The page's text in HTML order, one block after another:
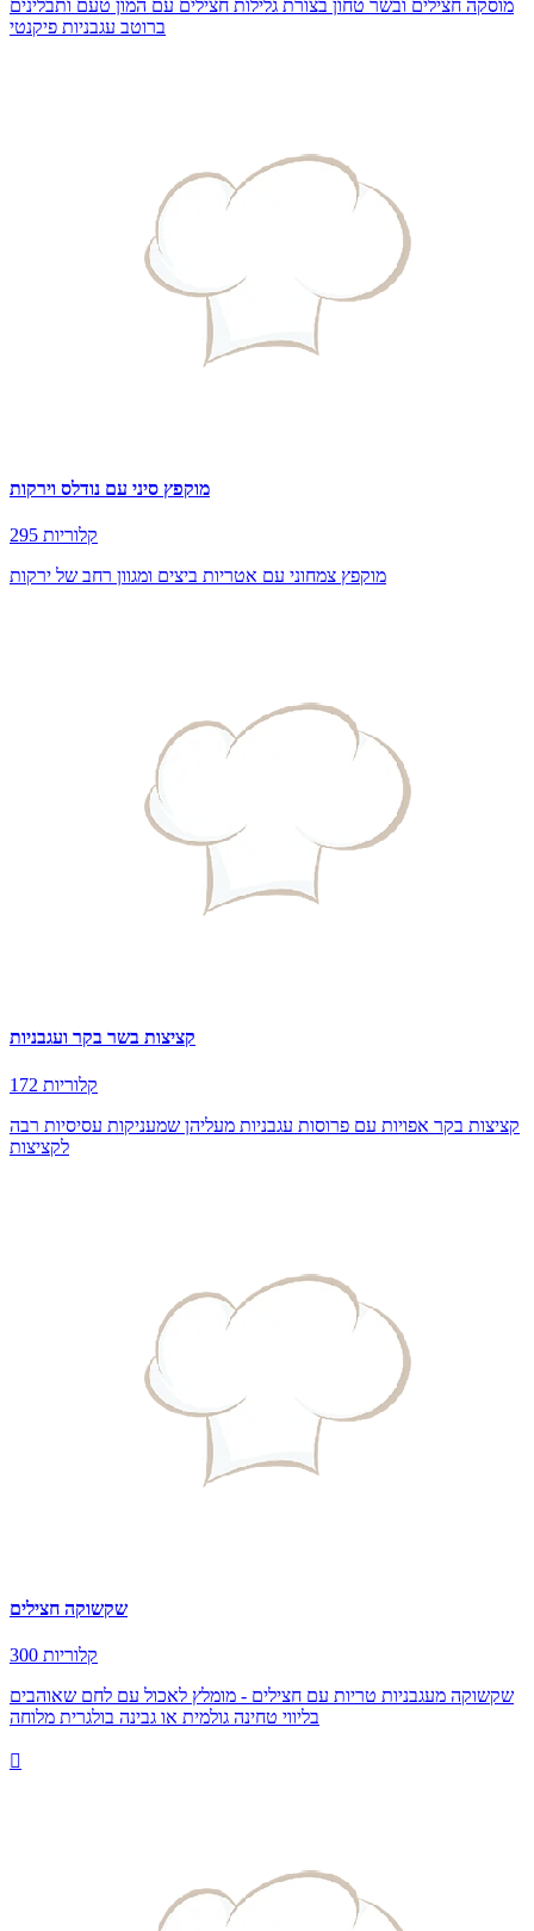
מוסקה חצילים ובשר טחון בצורת גלילות חצילים עם המון טעם ותבלינים
ברוטב עגבניות פיקנטי
מוקפץ סיני עם נודלס וירקות
295 קלוריות
מוקפץ צמחוני עם אטריות ביצים ומגוון רחב של ירקות
קציצות בשר בקר ועגבניות
172 קלוריות
קציצות בקר אפויות עם פרוסות עגבניות מעליהן שמעניקות עסיסיות רבה
לקציצות
שקשוקה חצילים
300 קלוריות
שקשוקה מעגבניות טריות עם חצילים - מומלץ לאכול עם לחם שאוהבים
בליווי טחינה גולמית או גבינה בולגרית מלוחה
